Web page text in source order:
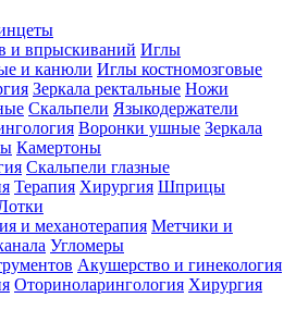
и впрыскиваний Иглы
и канюли Иглы костномозговые
Зеркала ректальные Ножи
Скальпели Языкодержатели
Воронки ушные Зеркала
Камертоны
Скальпели глазные
Терапия Хирургия Шприцы
и механотерапия Метчики и
Угломеры
Акушерство и гинекология
Оториноларингология Хирургия